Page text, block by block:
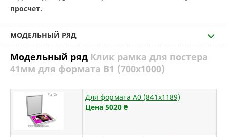
просчет.
МОДЕЛЬНЫЙ РЯД
Модельный ряд Клик рамка для постера
41мм для формата В1 (700х1000)
Для формата А0 (841х1189)
Цена 5020 ₴